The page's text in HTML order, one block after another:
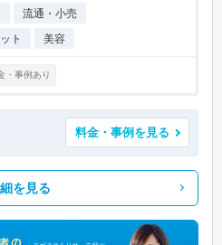
流通・小売
ト
美容
・事例あり
料金・事例を見る
を見る